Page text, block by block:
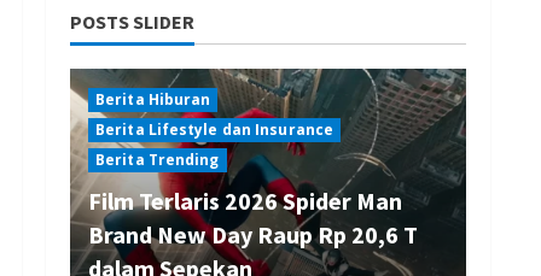
POSTS SLIDER
Berita Hiburan
Berita Lifestyle dan Insurance
Berita Trending
Film Terlaris 2026 Spider Man
Brand New Day Raup Rp 20,6 T
dalam Sepekan